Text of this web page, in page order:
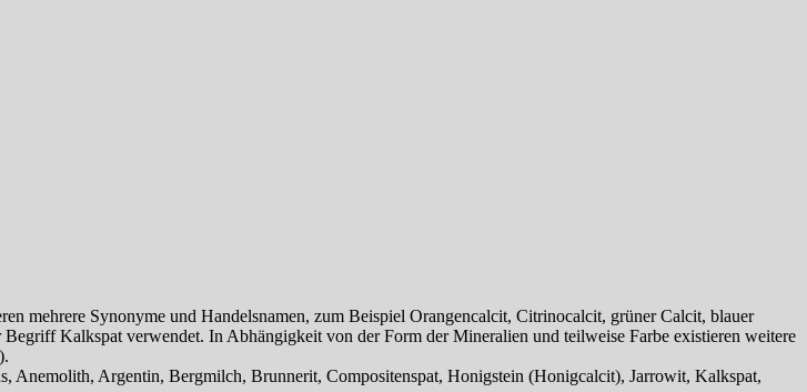
mehrere Synonyme und Handelsnamen, zum Beispiel Orangencalcit, Citrinocalcit, grüner Calcit, blauer
Kalkspat verwendet. In Abhängigkeit von der Form der Mineralien und teilweise Farbe existieren weitere
Anemolith, Argentin, Bergmilch, Brunnerit, Compositenspat, Honigstein (Honigcalcit), Jarrowit, Kalkspat,